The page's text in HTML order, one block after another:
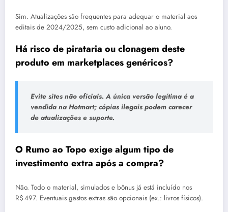
Sim. Atualizações são frequentes para adequar o material aos
editais de 2024/2025, sem custo adicional ao aluno.
Há risco de pirataria ou clonagem deste
produto em marketplaces genéricos?
Evite sites não oficiais. A única versão legítima é a
vendida na Hotmart; cópias ilegais podem carecer
de atualizações e suporte.
O Rumo ao Topo exige algum tipo de
investimento extra após a compra?
Não. Todo o material, simulados e bônus já está incluído nos
R$ 497. Eventuais gastos extras são opcionais (ex.: livros físicos).